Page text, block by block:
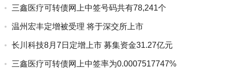
三鑫医疗可转债网上中签号码共有78,241个
温州宏丰定增被受理 将于深交所上市
长川科技8月7日定增上市 募集资金31.27亿元
三鑫医疗可转债网上中签率为0.0007517747%